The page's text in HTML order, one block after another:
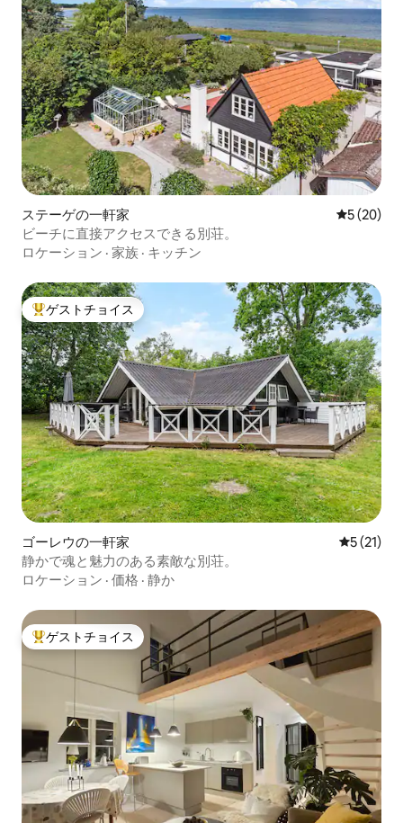
ステーゲの一軒家 レビュー
5 (20)
ビーチに直接アクセスできる別荘。
ロケーション · 家族 · キッチン
大好評のゲストチョイスです。
ゲストチョイス
ゴーレウの一軒家 レビュー
5 (21)
静かで魂と魅力のある素敵な別荘。
ロケーション · 価格 · 静か
大好評のゲストチョイスです。
ゲストチョイス